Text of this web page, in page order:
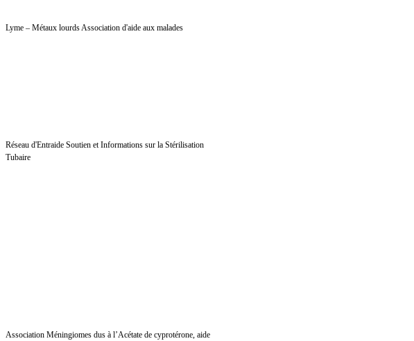
Lyme – Métaux lourds Association d'aide aux malades
Réseau d'Entraide Soutien et Informations sur la Stérilisation
Tubaire
Association Méningiomes dus à l’Acétate de cyprotérone, aide